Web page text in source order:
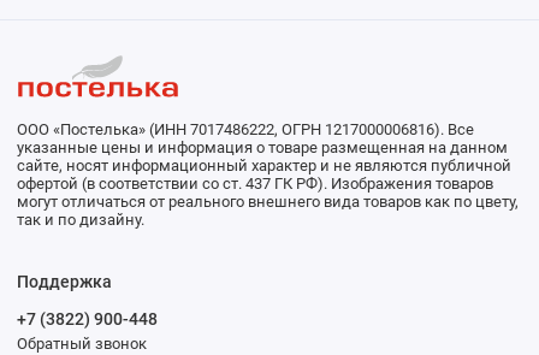
ООО «Постелька» (ИНН 7017486222, ОГРН 1217000006816). Все
указанные цены и информация о товаре размещенная на данном
сайте, носят информационный характер и не являются публичной
офертой (в соответствии со ст. 437 ГК РФ). Изображения товаров
могут отличаться от реального внешнего вида товаров как по цвету,
так и по дизайну.
Поддержка
+7 (3822) 900-448
Обратный звонок